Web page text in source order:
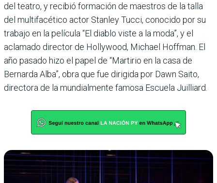
del teatro, y recibió formación de maestros de la talla
del multifacético actor Stan­ley Tucci, conocido por su
trabajo en la película “El diablo viste a la moda”, y el
aclamado director de Hollywood, Michael Hoff­man. El
año pasado hizo el papel de “Martirio en la casa de
Bernarda Alba”, obra que fue dirigida por Dawn Saito,
directora de la mun­dialmente famosa Escuela Juilliard.